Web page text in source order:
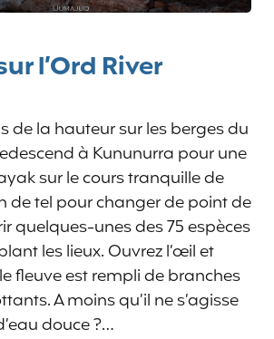
l’Ord River
de la hauteur sur les berges du
à Kununurra pour une
sur le cours tranquille de
de tel pour changer de point de
quelques-unes des 75 espèces
les lieux. Ouvrez l’œil et
fleuve est rempli de branches
A moins qu’il ne s’agisse
douce ?…